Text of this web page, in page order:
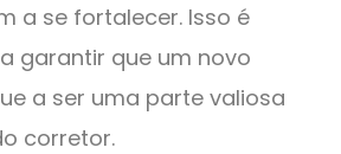
a se fortalecer. Isso é
garantir que um novo
a ser uma parte valiosa
corretor.